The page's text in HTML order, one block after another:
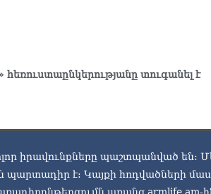
տուգանել է
իրավունքները պաշտպանված են:
պարտադիր է: Կայքի հոդվածների
առանց armlife.am-